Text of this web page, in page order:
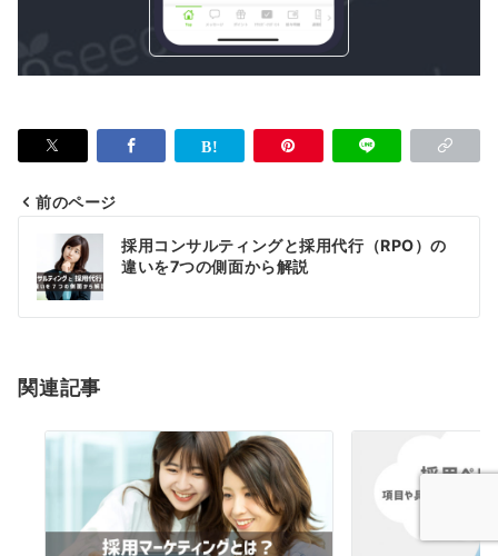
稿
ナ
ゲ
前のページ
採用コンサルティングと採用代行（RPO）の
違いを7つの側面から解説
関連記事